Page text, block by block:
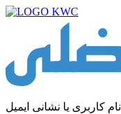
نام کاربری یا نشانی ایمیل